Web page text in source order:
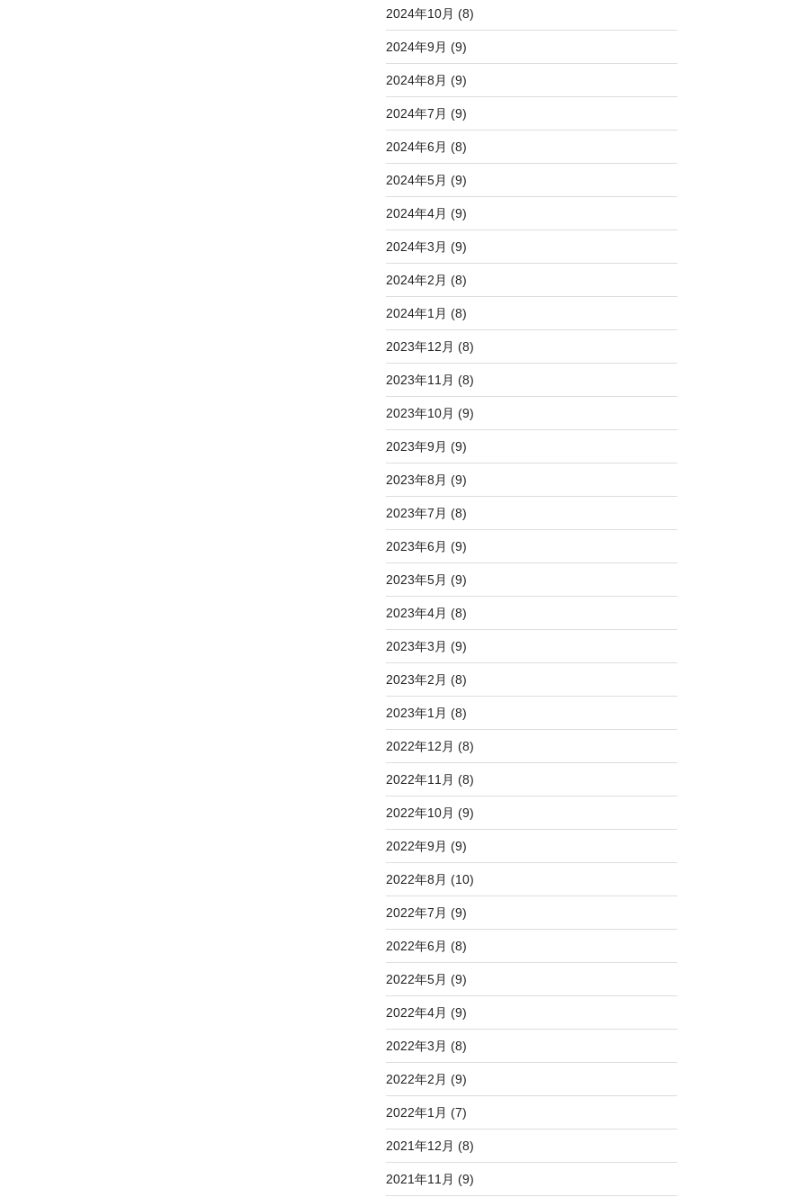
2024年10月 (8)
2024年9月 (9)
2024年8月 (9)
2024年7月 (9)
2024年6月 (8)
2024年5月 (9)
2024年4月 (9)
2024年3月 (9)
2024年2月 (8)
2024年1月 (8)
2023年12月 (8)
2023年11月 (8)
2023年10月 (9)
2023年9月 (9)
2023年8月 (9)
2023年7月 (8)
2023年6月 (9)
2023年5月 (9)
2023年4月 (8)
2023年3月 (9)
2023年2月 (8)
2023年1月 (8)
2022年12月 (8)
2022年11月 (8)
2022年10月 (9)
2022年9月 (9)
2022年8月 (10)
2022年7月 (9)
2022年6月 (8)
2022年5月 (9)
2022年4月 (9)
2022年3月 (8)
2022年2月 (9)
2022年1月 (7)
2021年12月 (8)
2021年11月 (9)